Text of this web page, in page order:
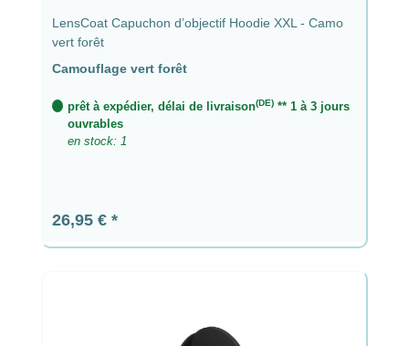
LensCoat Capuchon d’objectif Hoodie XXL - Camo
vert forêt
Camouflage vert forêt
prêt à expédier, délai de livraison(DE)** 1 à 3 jours
ouvrables
en stock: 1
Prix régulier :
26,95 €